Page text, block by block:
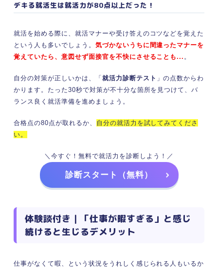
デキる就活生は就活力が80点以上だった！
就活を始める際に、就活マナーや受け答えのコツなどを覚えた
という人も多いでしょう。 気づかないうちに間違ったマナーを
覚えていたら、意図せず面接官を不快にさせることも... 。
自分の対策が正しいかは、「 就活力診断テスト 」の点数からわ
かります。たった30秒で対策が不十分な箇所を見つけて、バ
ランス良く就活準備を進めましょう。
合格点の80点が取れるか、 自分の就活力を試してみてくださ
い。
＼今すぐ！無料で就活力を診断しよう！／
診断スタート（無料）
体験談付き｜「仕事が暇すぎる」と感じ
続けると生じるデメリット
仕事がなくて暇、という状況をうれしく感じられる人もいるか